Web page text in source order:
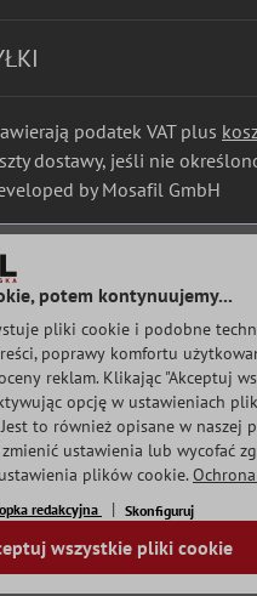
podatek VAT plus
dostawy, jeśli nie
by Mosafil GmbH
potem kontynuujemy...
pliki cookie i podobne
poprawy komfortu
reklam. Klikając "Akceptuj
opcję w ustawieniach
to również opisane w naszej
ustawienia lub wycofać
plików cookie.
redakcyjna Skonfiguruj
wszystkie pliki cookie